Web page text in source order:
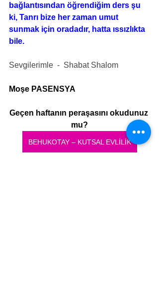
bağlantısından öğrendiğim ders şu
ki, Tanrı bize her zaman umut
sunmak için oradadır, hatta ıssızlıkta
bile.
Sevgilerimle  -  Shabat Shalom
Moşe PASENSYA
Geçen haftanın peraşasını okudunuz
mu?
BEHUKOTAY – KUTSAL EVLİLİK